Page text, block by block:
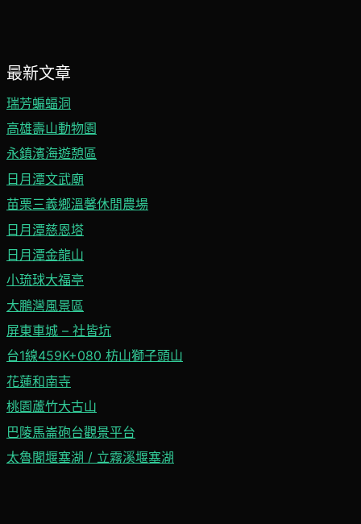
最新文章
瑞芳蝙蝠洞
高雄壽山動物園
永鎮濱海遊憩區
日月潭文武廟
苗栗三義鄉溫馨休閒農場
日月潭慈恩塔
日月潭金龍山
小琉球大福亭
大鵬灣風景區
屏東車城 – 社皆坑
台1線459K+080 枋山獅子頭山
花蓮和南寺
桃園蘆竹大古山
巴陵馬崙砲台觀景平台
太魯閣堰塞湖 / 立霧溪堰塞湖